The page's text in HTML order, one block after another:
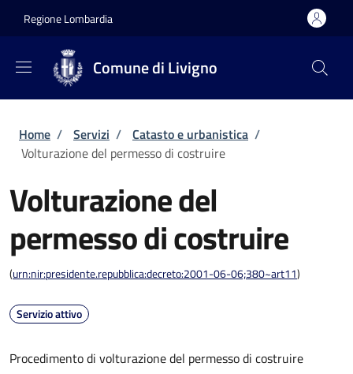
Regione Lombardia
Comune di Livigno
Briciole di pane
Home / Servizi / Catasto e urbanistica /
Volturazione del permesso di costruire
Volturazione del
permesso di costruire
(urn:nir:presidente.repubblica:decreto:2001-06-06;380~art11)
Servizio attivo
Procedimento di volturazione del permesso di costruire